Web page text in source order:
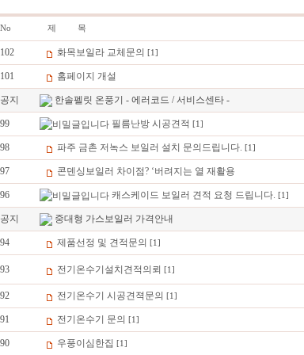
No 제 목
102 화목보일라 교체문의 [1]
101 홈페이지 개설
공지 한솔펠릿 온풍기 - 에러코드 / 서비스센타 -
99 필름난방 시공견적 [1]
98 파주 금촌 저녹스 보일러 설치 문의드립니다. [1]
97 콘덴싱보일러 차이점? ‘버려지는 열 재활용
96 캐스케이드 보일러 견적 요청 드립니다. [1]
공지 중대형 가스보일러 가격안내
94 제품선정 및 견적문의 [1]
93 전기온수기설치견적의뢰 [1]
92 전기온수기 시공견젹문의 [1]
91 전기온수기 문의 [1]
90 우풍이심한집 [1]